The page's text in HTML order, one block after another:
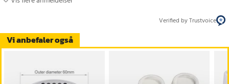
Vi anbefaler også
Verified by Trustvoice